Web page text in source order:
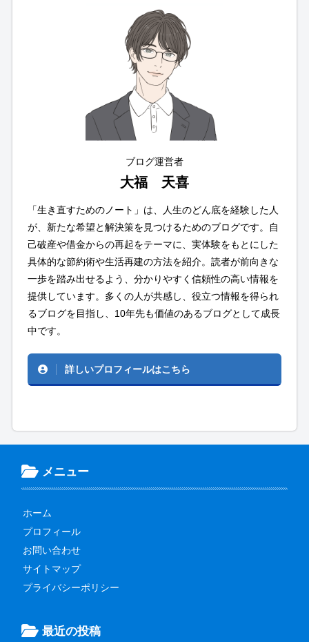
ブログ運営者
大福 天喜
「生き直すためのノート」は、人生のどん底を経験した人
が、新たな希望と解決策を見つけるためのブログです。自
己破産や借金からの再起をテーマに、実体験をもとにした
具体的な節約術や生活再建の方法を紹介。読者が前向きな
一歩を踏み出せるよう、分かりやすく信頼性の高い情報を
提供しています。多くの人が共感し、役立つ情報を得られ
るブログを目指し、10年先も価値のあるブログとして成長
中です。
詳しいプロフィールはこちら
メニュー
ホーム
プロフィール
お問い合わせ
サイトマップ
プライバシーポリシー
最近の投稿